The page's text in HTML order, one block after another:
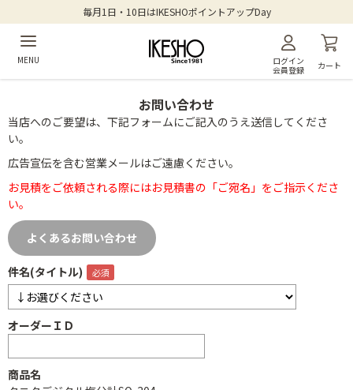
毎月1日・10日はIKESHOポイントアップDay
MENU
ログイン
会員登録
カート
お問い合わせ
当店へのご要望は、下記フォームにご記入のうえ送信してくださ
い。
広告宣伝を含む営業メールはご遠慮ください。
お見積をご依頼される際にはお見積書の「ご宛名」をご指示くださ
い。
よくあるお問い合わせ
件名(タイトル)
オーダーＩＤ
商品名